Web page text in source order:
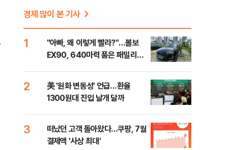
경제 많이 본 기사
1
"아빠, 왜 이렇게 빨라?"…볼보
EX90, 640마력 품은 패밀리카
2
美 '원화 변동성' 언급…환율
1300원대 진입 날개 달까
3
떠났던 고객 돌아왔다…쿠팡, 7월
결제액 '사상 최대'